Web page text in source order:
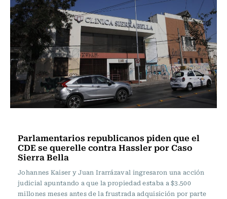
Parlamentarios republicanos piden que el
CDE se querelle contra Hassler por Caso
Sierra Bella
Johannes Kaiser y Juan Irarrázaval ingresaron una acción
judicial apuntando a que la propiedad estaba a $3.500
millones meses antes de la frustrada adquisición por parte